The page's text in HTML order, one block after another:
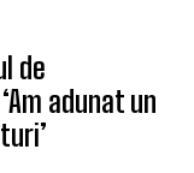
de
adunat un